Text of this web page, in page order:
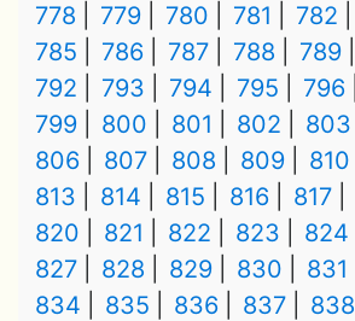
778
779 780 781 782
785
786 787 788 789
792
793 794 795 796
799
800 801 802 803
806
807 808 809 810
813
814 815 816 817
820
821 822 823 824
827
828 829 830 831
834
835 836 837 838